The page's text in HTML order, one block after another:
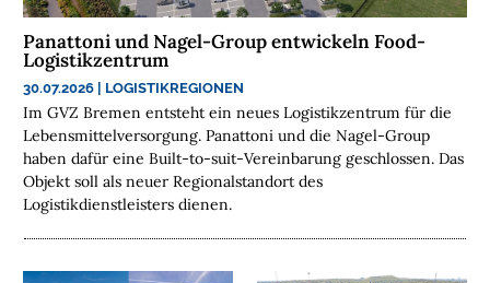
E
N
N
A
C
H
L
T
Panattoni und Nagel-Group entwickeln Food-
Logistikzentrum
30.07.2026 LOGISTIKREGIONEN
Im GVZ Bremen entsteht ein neues Logistikzentrum für die
Lebensmittelversorgung. Panattoni und die Nagel-Group
haben dafür eine Built-to-suit-Vereinbarung geschlossen. Das
Objekt soll als neuer Regionalstandort des
Logistikdienstleisters dienen.